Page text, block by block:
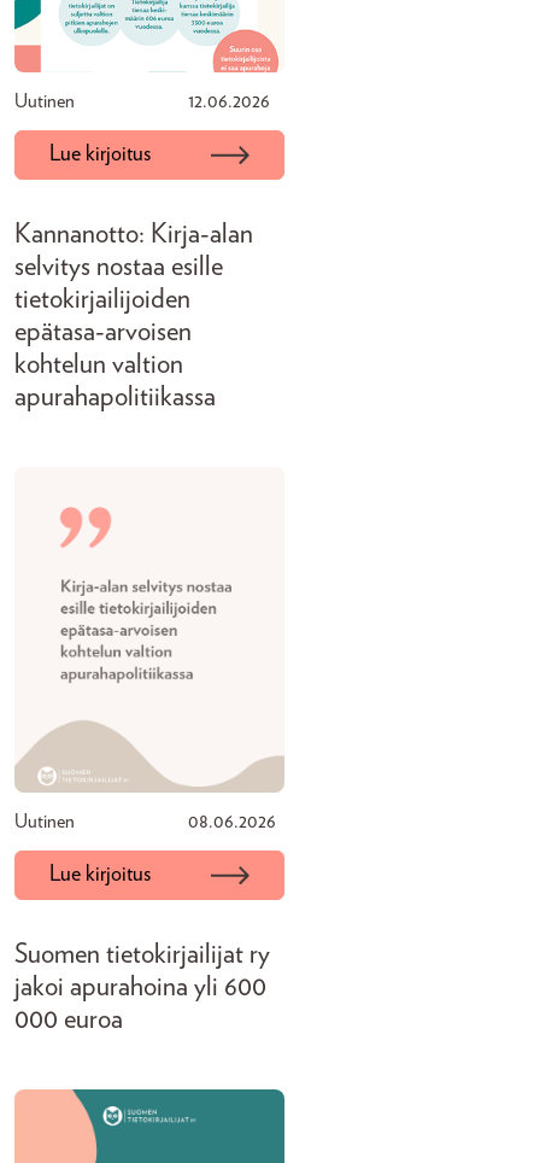
Uutinen 12.06.2026
Lue kirjoitus
Kannanotto: Kirja-alan
selvitys nostaa esille
tietokirjailijoiden
epätasa-arvoisen
kohtelun valtion
apurahapolitiikassa
Uutinen 08.06.2026
Lue kirjoitus
Suomen tietokirjailijat ry
jakoi apurahoina yli 600
000 euroa